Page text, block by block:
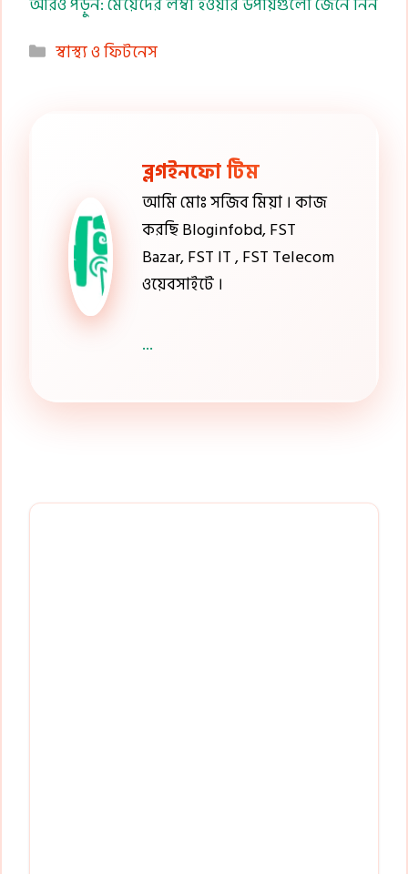
Categories
স্বাস্থ্য ও ফিটনেস
ব্লগইনফো টিম
আমি মোঃ সজিব মিয়া । কাজ
করছি Bloginfobd, FST
Bazar, FST IT , FST Telecom
ওয়েবসাইটে ।
...